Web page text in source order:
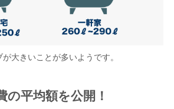
大きいことが多いようです。
の平均額を公開！